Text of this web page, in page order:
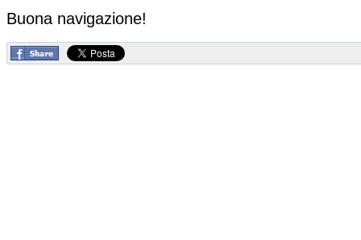
Buona navigazione!